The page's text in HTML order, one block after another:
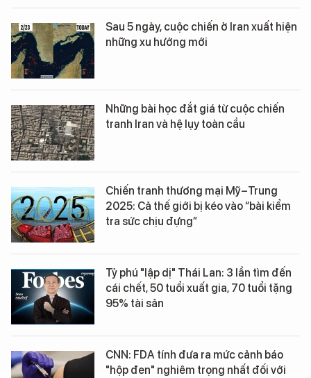
Sau 5 ngày, cuộc chiến ở Iran xuất hiện
những xu hướng mới
Những bài học đắt giá từ cuộc chiến
tranh Iran và hệ lụy toàn cầu
Chiến tranh thương mại Mỹ–Trung
2025: Cả thế giới bị kéo vào “bài kiểm
tra sức chịu đựng”
Tỷ phú "lập dị" Thái Lan: 3 lần tìm đến
cái chết, 50 tuổi xuất gia, 70 tuổi tặng
95% tài sản
CNN: FDA tính đưa ra mức cảnh báo
"hộp đen" nghiêm trọng nhất đối với